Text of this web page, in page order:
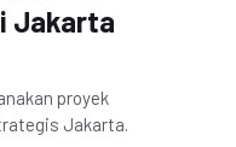
Jakarta
proyek
Jakarta.